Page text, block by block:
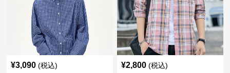
¥3,090 (税込) ¥2,800 (税込)